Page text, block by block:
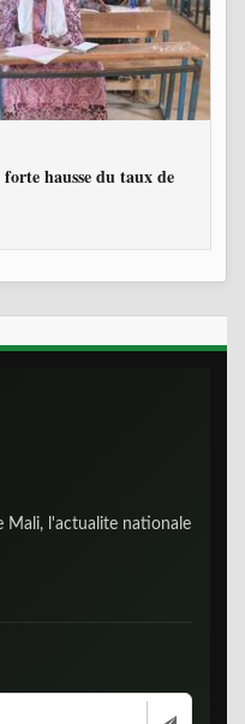
hausse du taux de
Mali, l'actualite nationale